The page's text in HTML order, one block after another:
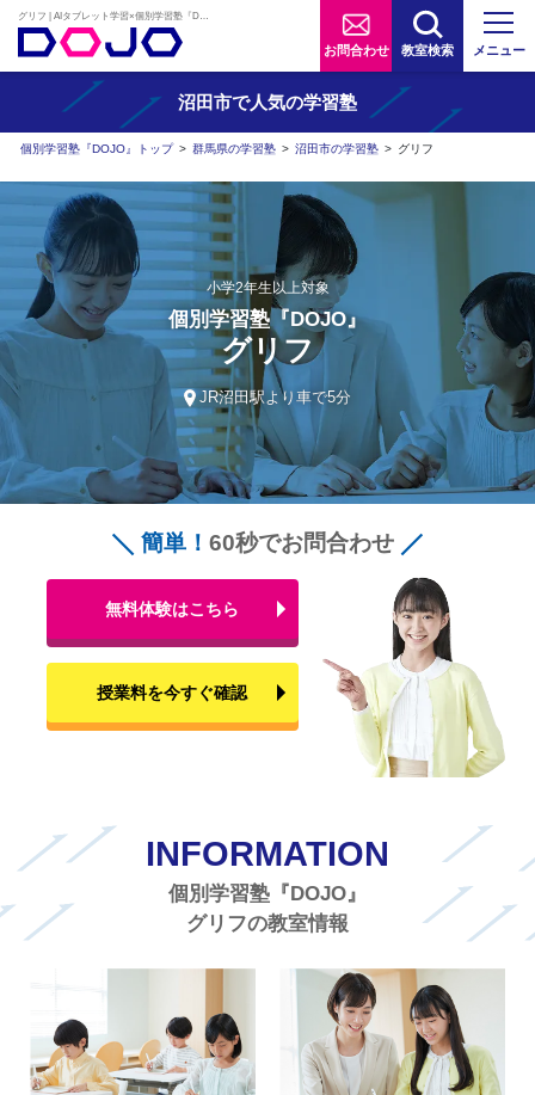
お問合わせ 教室検索 メニュー
沼田市で人気の学習塾
個別学習塾『DOJO』トップ > 群馬県の学習塾 > 沼田市の学習塾 > グリフ
小学2年生以上対象
個別学習塾『DOJO』
グリフ
JR沼田駅より車で5分
簡単！ 60秒でお問合わせ
無料体験はこちら
授業料を今すぐ確認
INFORMATION
個別学習塾『DOJO』
グリフの教室情報